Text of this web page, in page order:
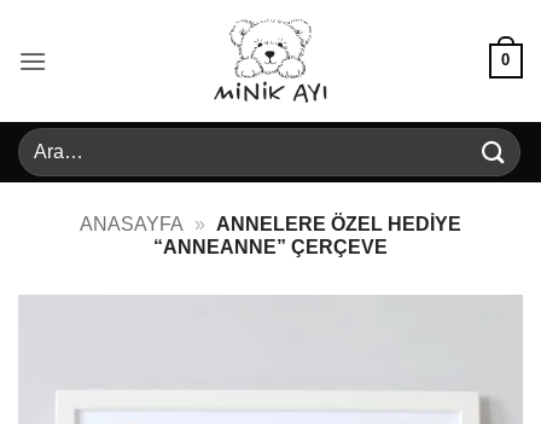
0
Ara:
ANASAYFA »
ANNELERE ÖZEL HEDIYE
“ANNEANNE” ÇERÇEVE